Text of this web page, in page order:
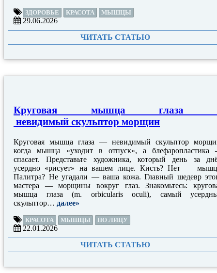
ЗДОРОВЬЕ КРАСОТА МЫШЦЫ
29.06.2026
ЧИТАТЬ СТАТЬЮ
Круговая мышца глаза
невидимый скульптор морщин
Круговая мышца глаза — невидимый скульптор
когда мышца «уходит в отпуск», а
спасает. Представьте художника, который день за
усердно «рисует» на вашем лице. Кисть? Нет —
Палитра? Не угадали — ваша кожа. Главный шедевр
мастера — морщины вокруг глаз. Знакомьтесь:
мышца глаза (m. orbicularis oculi), самый
скульптор… далее»
КРАСОТА МЫШЦЫ ПО ЛИЦУ
22.01.2026
ЧИТАТЬ СТАТЬЮ